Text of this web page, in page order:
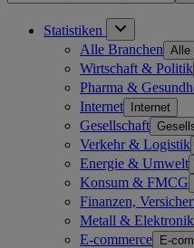
Statistiken
Alle Branchen Alle
Wirtschaft & Politik
Pharma &
Internet Internet
Gesellschaft
Verkehr & Logistik
Energie & Umwelt
Konsum & FMCG
Finanzen,
Metall & Elektronik
E-commerce E-